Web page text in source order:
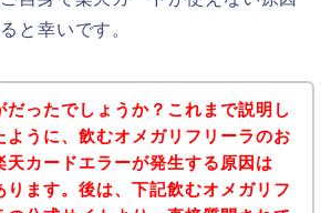
と幸いです。
だったでしょうか？これまで説明し
ように、飲むオメガリフリーラのお
天カードエラーが発生する原因は
ります。後は、下記飲むオメガリフ